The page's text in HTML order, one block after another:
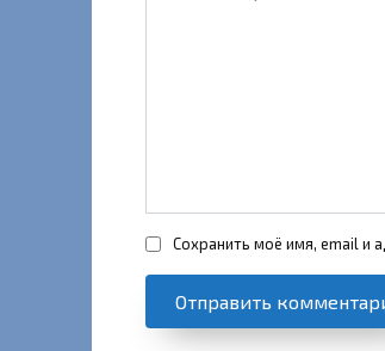
Сохранить моё имя, email и